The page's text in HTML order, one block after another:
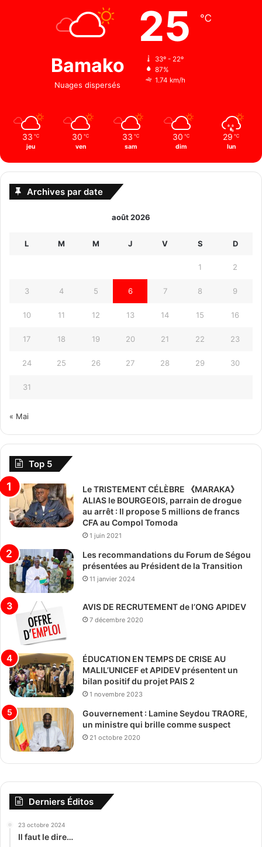
Bamako
Nuages ​​dispersés
25 ℃
33º - 22º
87%
1.74 km/h
33 ℃
jeu
30 ℃
ven
33 ℃
sam
30 ℃
dim
29 ℃
lun
Archives par date
août 2026
L M M J V S D
1 2
3 4 5 6 7 8 9
10 11 12 13 14 15 16
17 18 19 20 21 22 23
24 25 26 27 28 29 30
31
« Mai
Top 5
Le TRISTEMENT CÉLÈBRE 《MARAKA》
ALIAS le BOURGEOIS, parrain de drogue
au arrêt : Il propose 5 millions de francs
CFA au Compol Tomoda
1 juin 2021
Les recommandations du Forum de Ségou
présentées au Président de la Transition
11 janvier 2024
AVIS DE RECRUTEMENT de l’ONG APIDEV
7 décembre 2020
ÉDUCATION EN TEMPS DE CRISE AU
MALIL’UNICEF et APIDEV présentent un
bilan positif du projet PAIS 2
1 novembre 2023
Gouvernement : Lamine Seydou TRAORE,
un ministre qui brille comme suspect
21 octobre 2020
Derniers Éditos
23 octobre 2024
Il faut le dire…